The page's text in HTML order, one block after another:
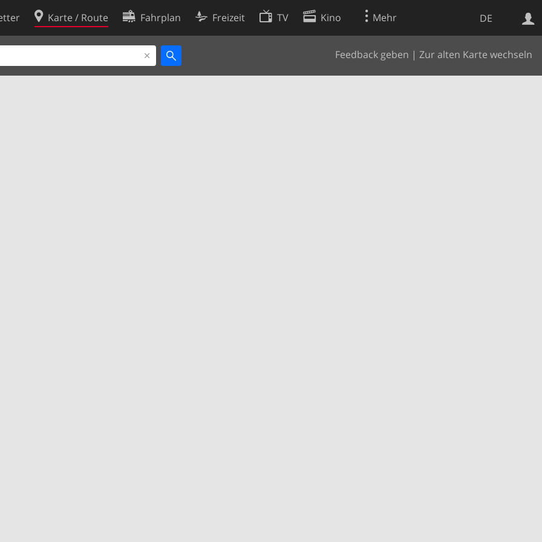
DE
Karte / Route Fahrplan Freizeit TV Kino Mehr
Feedback geben | Zur alten Karte wechseln
Websuche
Cookie-Richtlinie
Cookie-Einstellungen